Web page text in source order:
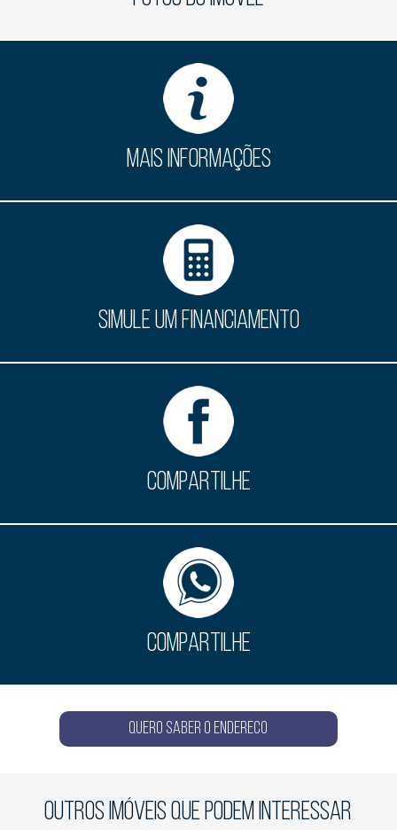
MAIS INFORMAÇÕES
SIMULE UM FINANCIAMENTO
COMPARTILHE
COMPARTILHE
QUERO SABER O ENDERECO
OUTROS IMÓVEIS QUE PODEM INTERESSAR